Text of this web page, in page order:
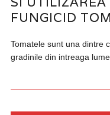
FUNGICID
Tomatele sunt una dintre
gradinile din intreaga